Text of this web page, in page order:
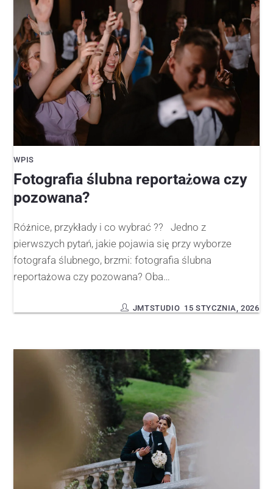
WPIS
Fotografia ślubna reportażowa czy
pozowana?
Różnice, przykłady i co wybrać ?? Jedno z
pierwszych pytań, jakie pojawia się przy wyborze
fotografa ślubnego, brzmi: fotografia ślubna
reportażowa czy pozowana? Oba…
15 STYCZNIA, 2026
JMTSTUDIO